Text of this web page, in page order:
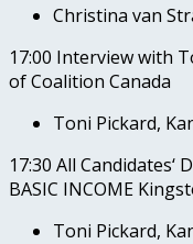
Christina van
17:00 Interview with
of Coalition Canada
Toni Pickard,
17:30 All
BASIC INCOME
Toni Pickard,